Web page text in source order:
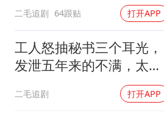
二毛追剧 64跟贴 打开APP
工人怒抽秘书三个耳光，
发泄五年来的不满，太解
二毛追剧 打开APP